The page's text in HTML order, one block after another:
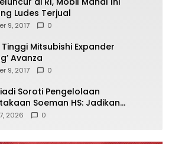
Ludes Terjual
9, 2017 0
Mitsubishi Expander
Avanza
9, 2017 0
Soroti Pengelolaan
Soeman HS: Jadikan
Budaya dan Kawah
2026 0